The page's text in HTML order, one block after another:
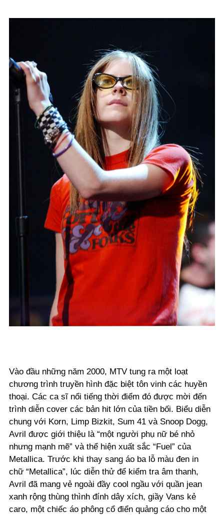
Vào đầu những năm 2000, MTV tung ra một loạt
chương trình truyền hình đặc biệt tôn vinh các huyền
thoại. Các ca sĩ nổi tiếng thời điểm đó được mời đến
trình diễn cover các bản hit lớn của tiền bối. Biểu diễn
chung với Korn, Limp Bizkit, Sum 41 và Snoop Dogg,
Avril được giới thiệu là “một người phụ nữ bé nhỏ
nhưng mạnh mẽ” và thể hiện xuất sắc “Fuel” của
Metallica. Trước khi thay sang áo ba lỗ màu đen in
chữ “Metallica”, lúc diễn thử để kiểm tra âm thanh,
Avril đã mang vẻ ngoài đầy cool ngầu với quần jean
xanh rộng thùng thình đính dây xích, giầy Vans kẻ
caro, một chiếc áo phông cổ điển quảng cáo cho một